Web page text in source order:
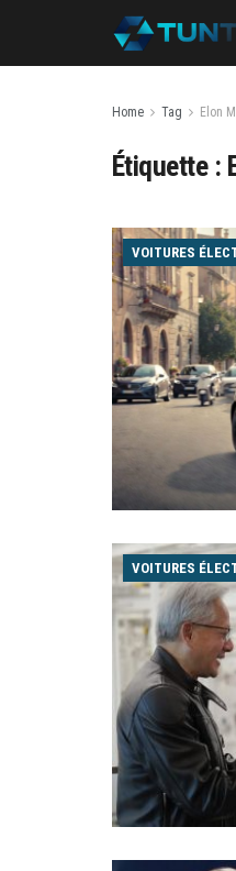
Home Tag Elon
Étiquette :
VOITURES
VOITURES